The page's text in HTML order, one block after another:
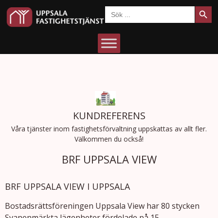
Sök
efter:
KUNDREFERENS
Våra tjänster inom fastighetsförvaltning uppskattas av allt fler.
Välkommen du också!
BRF UPPSALA VIEW
BRF UPPSALA VIEW I UPPSALA
Bostadsrättsföreningen Uppsala View har 80 stycken